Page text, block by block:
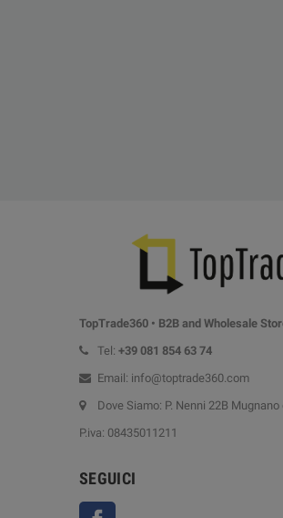
TopTrade360 • B2B and Wholesale
Tel: +39 081 854 63 74
Email: info@toptrade360.com
Dove Siamo: P. Nenni 22B
P.iva: 08435011211
SEGUICI